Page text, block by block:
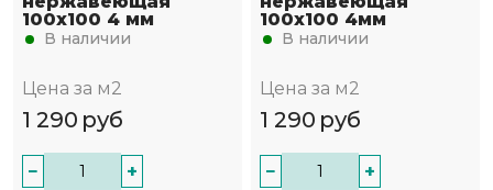
100х100 4 мм
В наличии
Цена за м2
1 290 руб
− +
100х100 4мм
В наличии
Цена за м2
1 290 руб
− +